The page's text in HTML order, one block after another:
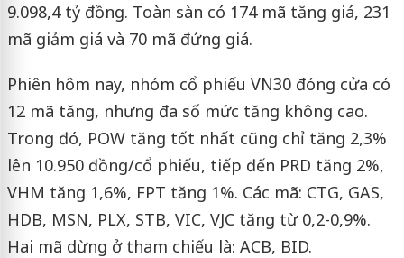
9.098,4 tỷ đồng. Toàn sàn có 174 mã tăng giá, 231
mã giảm giá và 70 mã đứng giá.
Phiên hôm nay, nhóm cổ phiếu VN30 đóng cửa có
12 mã tăng, nhưng đa số mức tăng không cao.
Trong đó, POW tăng tốt nhất cũng chỉ tăng 2,3%
lên 10.950 đồng/cổ phiếu, tiếp đến PRD tăng 2%,
VHM tăng 1,6%, FPT tăng 1%. Các mã: CTG, GAS,
HDB, MSN, PLX, STB, VIC, VJC tăng từ 0,2-0,9%.
Hai mã dừng ở tham chiếu là: ACB, BID.